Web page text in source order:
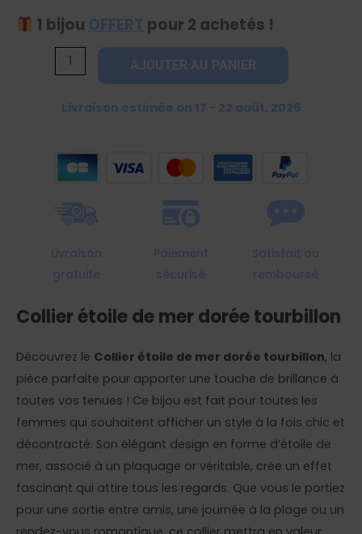
1 bijou OFFERT pour 2 achetés !
quantité
tourbillon
AJOUTER AU PANIER
Livraison estimée on 17 - 22 août, 2026
Livraison
gratuite
Paiement
sécurisé
Satisfait ou
remboursé
Collier étoile de mer dorée tourbillon
Découvrez le Collier étoile de mer dorée tourbillon, la
pièce parfaite pour apporter une touche de brillance à
toutes vos tenues ! Ce bijou est fait pour toutes les
femmes qui souhaitent afficher un style à la fois chic et
décontracté. Son élégant design en forme d’étoile de
mer, associé à un plaquage or véritable, crée un effet
fascinant qui attire tous les regards. Que vous le portiez
pour une sortie entre amis, une journée à la plage ou un